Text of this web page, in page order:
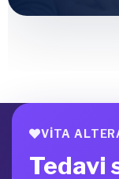
VITA
Tedavi